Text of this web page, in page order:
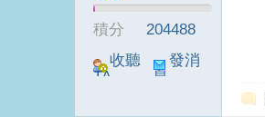
積分
204488
收聽
TA
發消
息